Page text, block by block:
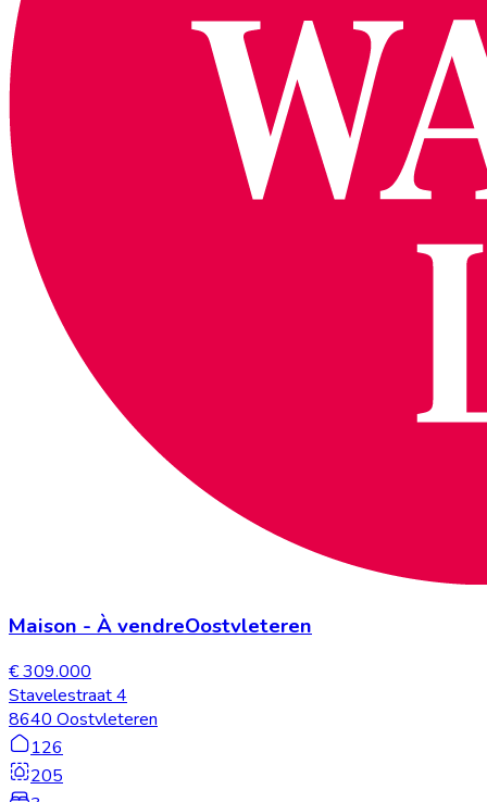
Maison - À vendreOostvleteren
€ 309.000
Stavelestraat 4
8640 Oostvleteren
126
205